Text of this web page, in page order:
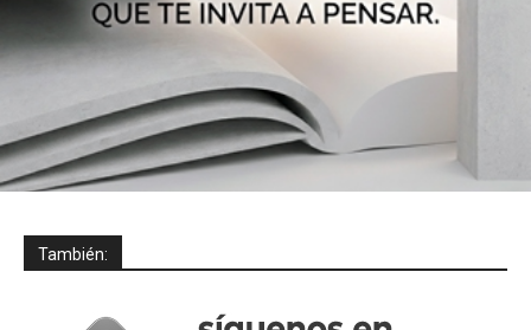
También: